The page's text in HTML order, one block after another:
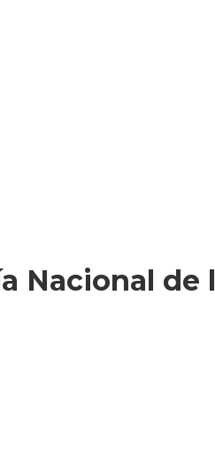
Nacional